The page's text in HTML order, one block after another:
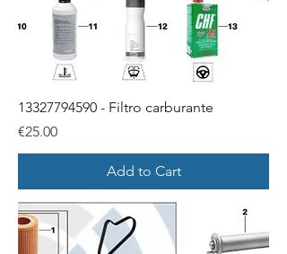
13327794590 - Filtro carburante
Price
€25.00
Add to Cart